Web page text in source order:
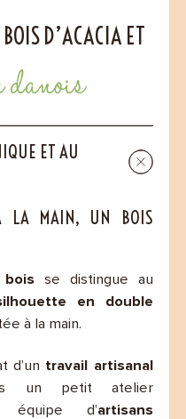
D’ACACIA ET
danois
ET AU
LA MAIN, UN BOIS
se distingue au
en double
à la main.
d’un travail artisanal
un petit atelier
équipe d’artisans